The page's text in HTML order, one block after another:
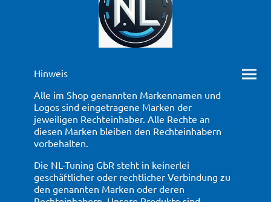
Hinweis
Alle im Shop genannten Markennamen und
Logos sind eingetragene Marken der
jeweiligen Rechteinhaber. Alle Rechte an
diesen Marken bleiben den Rechteinhabern
vorbehalten.
Die NL-Tuning GbR steht in keinerlei
geschäftlicher oder rechtlicher Verbindung zu
den genannten Marken oder deren